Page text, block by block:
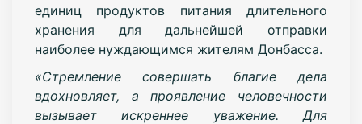
единиц продуктов питания длительного
хранения для дальнейшей отправки
наиболее нуждающимся жителям Донбасса.
«Стремление совершать благие дела
вдохновляет, а проявление человечности
вызывает искреннее уважение. Для